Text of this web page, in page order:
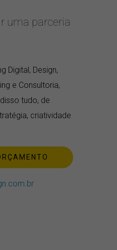
uma parceria
Digital, Design,
e Consultoria,
tudo, de
criatividade